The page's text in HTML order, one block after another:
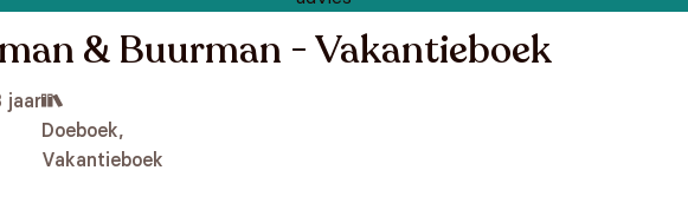
& Buurman - Vakantieboek
jaar
Doeboek,
Vakantieboek